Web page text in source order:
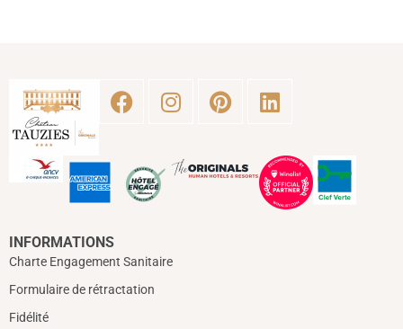
INFORMATIONS
Charte Engagement Sanitaire
Formulaire de rétractation
Fidélité